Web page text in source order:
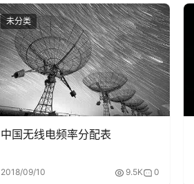
未分类
中国无线电频率分配表
2018/09/10 9.5K 0